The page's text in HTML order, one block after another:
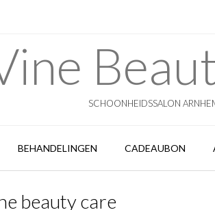
SCHOONHEIDSSALON
BEHANDELINGEN CADEAUBON
beauty care